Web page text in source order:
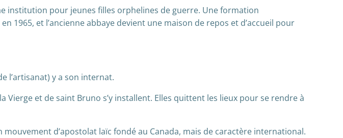
institution pour jeunes filles orphelines de guerre. Une formation
1965, et l’ancienne abbaye devient une maison de repos et d’accueil pour
l’artisanat) y a son internat.
Vierge et de saint Bruno s’y installent. Elles quittent les lieux pour se rendre à
d’apostolat laïc fondé au Canada, mais de caractère international.